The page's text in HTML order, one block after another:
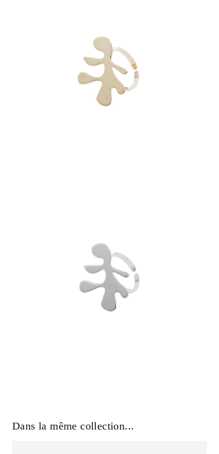
Dans la même collection...